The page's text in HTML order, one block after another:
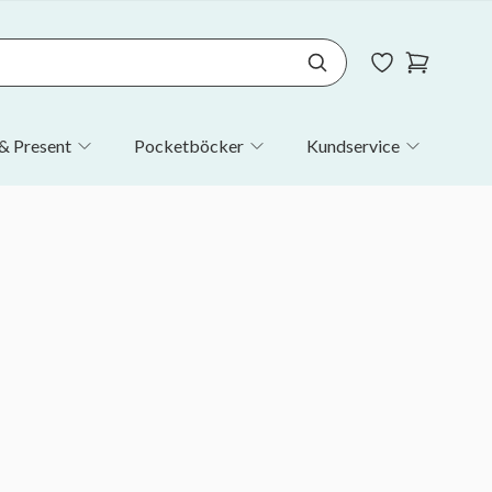
Present Pocketböcker Kundservice